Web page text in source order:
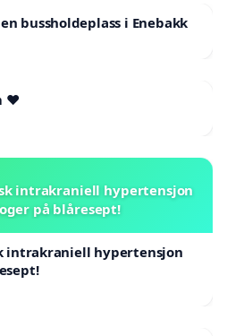
bussholdeplass i Enebakk
❤️
intrakraniell hypertensjon
på blåresept!
intrakraniell hypertensjon